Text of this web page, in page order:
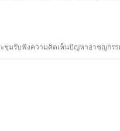
มรับฟังความคิดเห็นปัญหาอาชญกรร